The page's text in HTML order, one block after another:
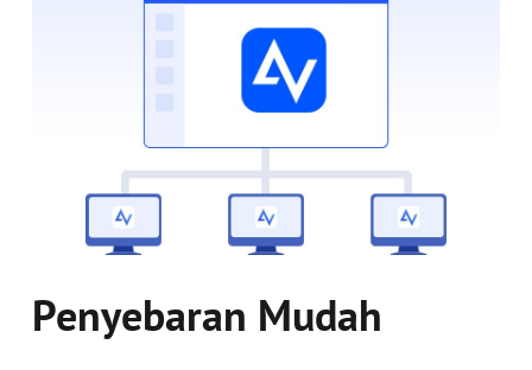
Penyebaran Mudah